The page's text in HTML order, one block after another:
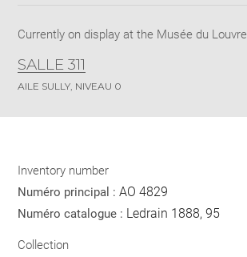
Currently on display at the Musée du Louvre
SALLE 311
AILE SULLY, NIVEAU 0
Inventory number
Numéro principal :AO 4829
Numéro catalogue : Ledrain 1888, 95
Collection